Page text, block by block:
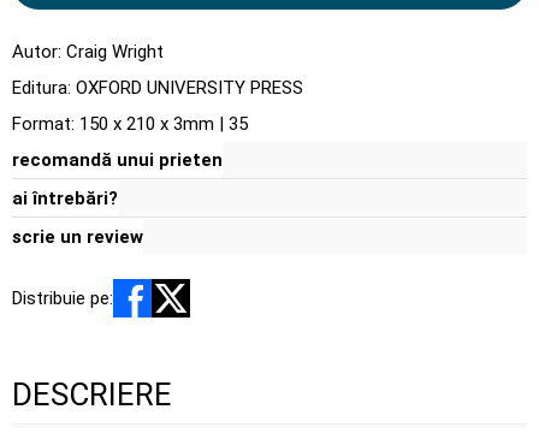
Autor: Craig Wright
Editura: OXFORD UNIVERSITY PRESS
Format: 150 x 210 x 3mm | 35
recomandă unui prieten
ai întrebări?
scrie un review
Distribuie pe:
DESCRIERE